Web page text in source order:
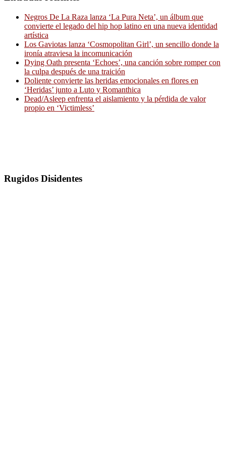
Negros De La Raza lanza ‘La Pura Neta’, un álbum que
convierte el legado del hip hop latino en una nueva identidad
artística
Los Gaviotas lanza ‘Cosmopolitan Girl’, un sencillo donde la
ironía atraviesa la incomunicación
Dying Oath presenta ‘Echoes’, una canción sobre romper con
la culpa después de una traición
Doliente convierte las heridas emocionales en flores en
‘Heridas’ junto a Luto y Romanthica
Dead/Asleep enfrenta el aislamiento y la pérdida de valor
propio en ‘Victimless’
Rugidos Disidentes